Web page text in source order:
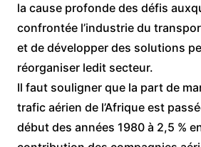
la cause profonde des défis
confrontée l’industrie du
et de développer des solutions
réorganiser ledit secteur.
Il faut souligner que la part de
trafic aérien de l’Afrique est
début des années 1980 à 2,5 %